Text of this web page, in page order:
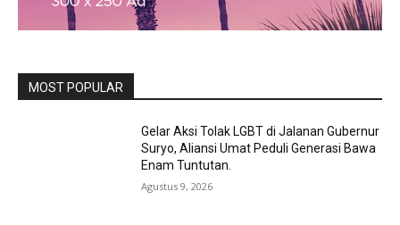
MOST POPULAR
Gelar Aksi Tolak LGBT di Jalanan Gubernur
Suryo, Aliansi Umat Peduli Generasi Bawa
Enam Tuntutan.
Agustus 9, 2026